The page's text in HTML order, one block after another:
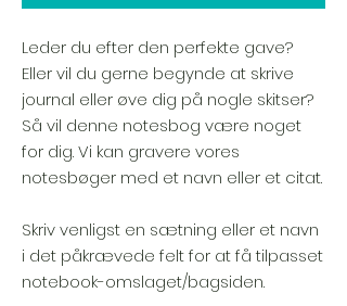
Leder du efter den perfekte gave?
Eller vil du gerne begynde at skrive
journal eller øve dig på nogle skitser?
Så vil denne notesbog være noget
for dig. Vi kan gravere vores
notesbøger med et navn eller et citat.
Skriv venligst en sætning eller et navn
i det påkrævede felt for at få tilpasset
notebook-omslaget/bagsiden.